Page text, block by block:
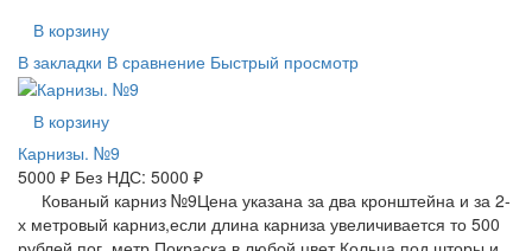
В корзину
В закладки В сравнение Быстрый просмотр
В корзину
Карнизы. №9
5000 ₽ Без НДС: 5000 ₽
Кованый карниз №9Цена указана за два кронштейна и за 2-
х метровый карниз,если длина карниза увеличивается то 500